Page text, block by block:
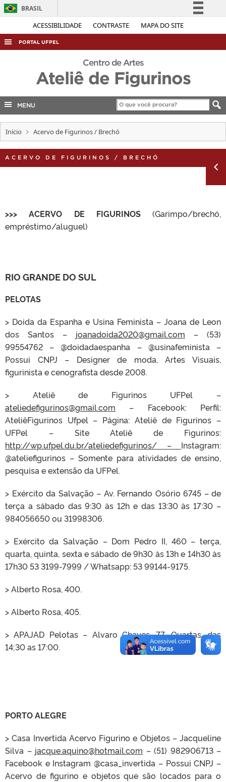
ACESSIBILIDADE CONTRASTE MAPA DO SITE
BRASIL
Simplifique!
Acesso à informação
Legislação
Canais
PORTAL UFPEL
ACESSO À INFORMAÇÃO
AUDITORIA
Centro de Artes
Ateliê de Figurinos
MENU
Início Acervo de Figurinos / Brechó
ACERVO DE FIGURINOS / BRECHÓ
>>> ACERVO DE FIGURINOS(Garimpo/brechó,
empréstimo/aluguel)
RIO GRANDE DO SUL
PELOTAS
> Doida da Espanha e Usina Feminista – Joana de Leon
dos Santos – joanadoida2020@gmail.com – (53)
99554762 – @doidadaespanha – @usinafeminista –
Possui CNPJ – Designer de moda, Artes Visuais,
figurinista e cenografista desde 2008.
> Ateliê de Figurinos UFPel –
ateliedefigurinos@gmail.com – Facebook: Perfil:
AteliêFigurinos Ufpel – Página: Ateliê de Figurinos –
UFPel – Site Ateliê de Figurinos:
http://wp.ufpel.du.br/ateliedefigurinos/ – Instagram:
@ateliefigurinos – Somente para atividades de ensino,
pesquisa e extensão da UFPel.
> Exército da Salvação – Av. Fernando Osório 6745 – de
terça a sábado das 9:30 às 12h e das 13:30 às 17:30 –
984056650 ou 31998306.
> Exército da Salvação – Dom Pedro II, 460 – terça,
quarta, quinta, sexta e sábado de 9h30 às 13h e 14h30 às
17h30 53 3199-7999 / Whatsapp: 53 99144-9175.
> Alberto Rosa, 400.
> Alberto Rosa, 405.
> APAJAD Pelotas – Alvaro Chaves, 77. Quartas, das
14;30 as 17:00.
PORTO ALEGRE
> Casa Invertida Acervo Figurino e Objetos – Jacqueline
Silva – jacque.aquino@hotmail.com – (51) 982906713 –
Facebook e Instagram @casa_invertida – Possui CNPJ –
Acervo de figurino e objetos que são locados para o